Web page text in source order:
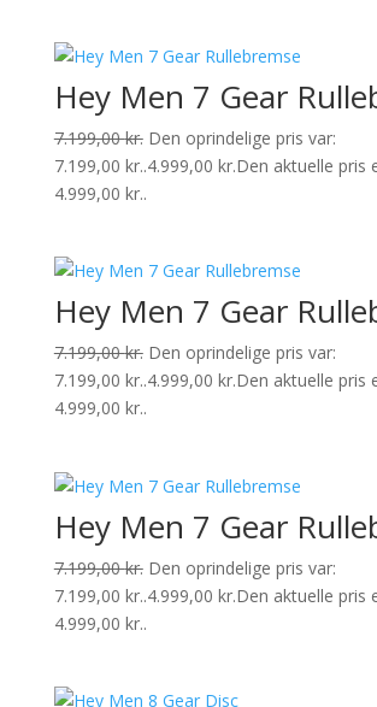
Hey Men 7 Gear
7.199,00kr. Den oprindelige pris var:
7.199,00 kr..4.999,00 kr.Den aktuelle pris
4.999,00 kr..
Hey Men 7 Gear
7.199,00kr. Den oprindelige pris var:
7.199,00 kr..4.999,00 kr.Den aktuelle pris
4.999,00 kr..
Hey Men 7 Gear
7.199,00kr. Den oprindelige pris var:
7.199,00 kr..4.999,00 kr.Den aktuelle pris
4.999,00 kr..